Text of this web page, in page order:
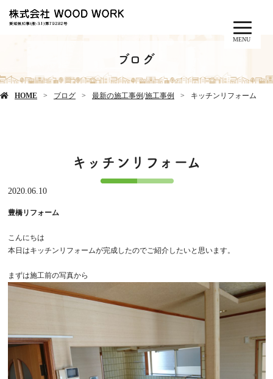
MENU
ブログ
HOME ブログ 最新の施工事例/施工事例 キッチンリフォーム
キッチンリフォーム
2020.06.10
豊橋リフォーム
こんにちは
本日はキッチンリフォームが完成したのでご紹介したいと思います。
まずは施工前の写真から